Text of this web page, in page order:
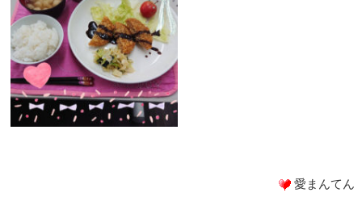
愛まんてん